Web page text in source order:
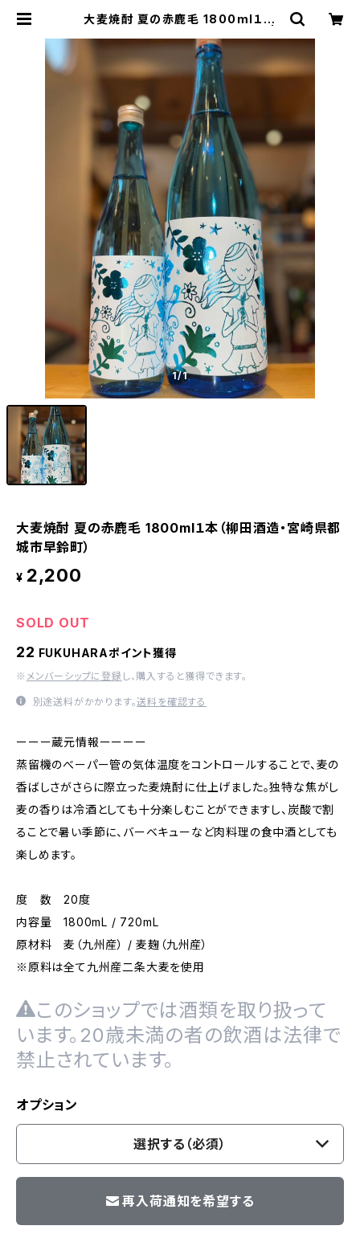
大麦焼酎 夏の赤鹿毛 1800ml１本
【BASE公式】福原酒店｜創業1928
年・広島の日本酒・限定酒を全国通販
1/1
大麦焼酎 夏の赤鹿毛 1800ml１本（柳田酒造・宮崎県都
城市早鈴町）
¥ 2,200
SOLD OUT
22 FUKUHARAポイント獲得
※ メンバーシップに登録 し、購入すると獲得できます。
別途送料がかかります。送料を確認する
ーーー蔵元情報ーーーー
蒸留機のべーパー管の気体温度をコントロールすることで、麦の
香ばしさがさらに際立った麦焼酎に仕上げました。独特な焦がし
麦の香りは冷酒としても十分楽しむことができますし、炭酸で割
ることで暑い季節に、バーベキューなど肉料理の食中酒としても
楽しめます。
度 数 20度
内容量 1800mL / 720mL
原材料 麦（九州産） / 麦麹（九州産）
※原料は全て九州産二条大麦を使用
このショップでは酒類を取り扱って
います。20歳未満の者の飲酒は法律で
禁止されています。
オプション
選択する（必須）
再入荷通知を希望する